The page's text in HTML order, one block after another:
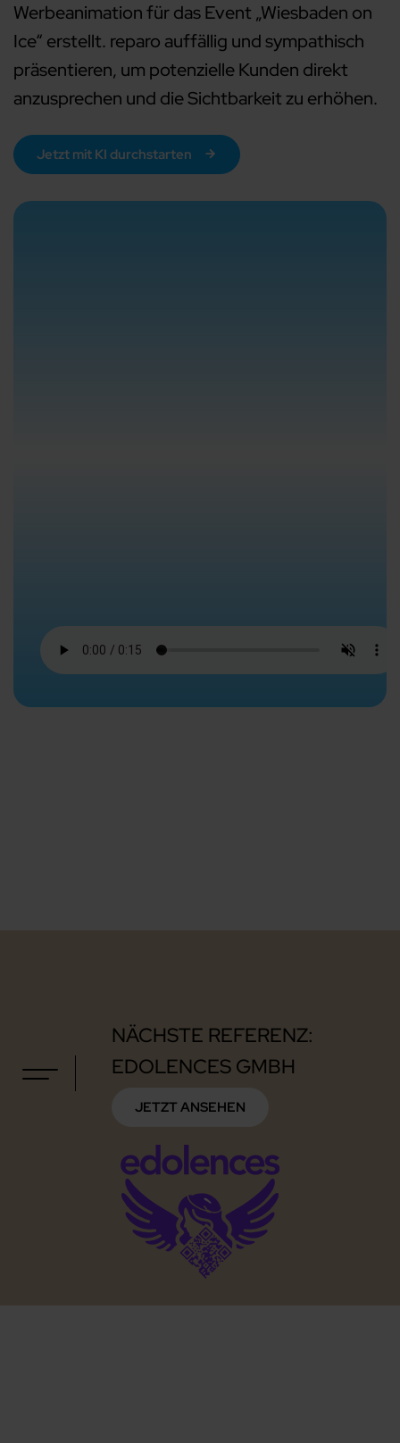
Werbeanimation für das Event „Wiesbaden on
Ice“ erstellt. reparo auffällig und sympathisch
präsentieren, um potenzielle Kunden direkt
anzusprechen und die Sichtbarkeit zu erhöhen.
Jetzt mit KI durchstarten
NÄCHSTE REFERENZ:
EDOLENCES GMBH
JETZT ANSEHEN